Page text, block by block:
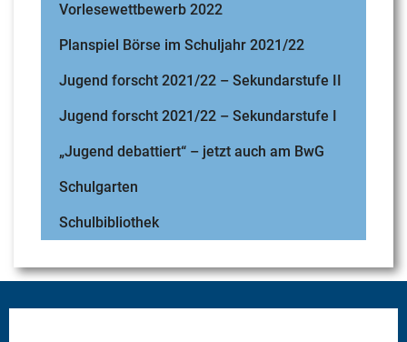
Vorlesewettbewerb 2022
Planspiel Börse im Schuljahr 2021/22
Jugend forscht 2021/22 – Sekundarstufe II
Jugend forscht 2021/22 – Sekundarstufe I
„Jugend debattiert“ – jetzt auch am BwG
Schulgarten
Schulbibliothek